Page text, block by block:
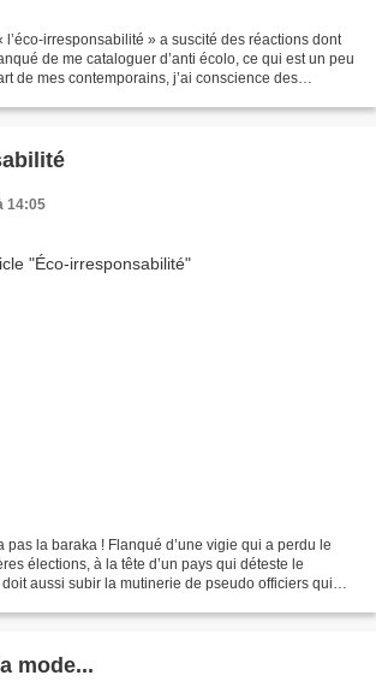
l’éco-irresponsabilité » a suscité des réactions dont
de me cataloguer d’anti écolo, ce qui est un peu
de mes contemporains, j’ai conscience des
14:05
pas la baraka ! Flanqué d’une vigie qui a perdu le
élections, à la tête d’un pays qui déteste le
aussi subir la mutinerie de pseudo officiers qui
mode...